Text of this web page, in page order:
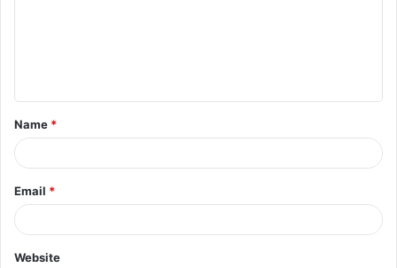
t
*
Name *
Email *
Website